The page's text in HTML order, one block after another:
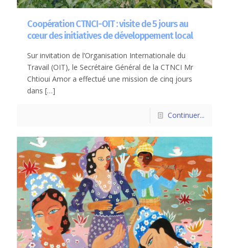
Coopération CTNCI-OIT : visite de 5 jours au
cœur des initiatives de développement local
Sur invitation de l’Organisation Internationale du
Travail (OIT), le Secrétaire Général de la CTNCI Mr
Chtioui Amor a effectué une mission de cinq jours
dans […]
Continuer...